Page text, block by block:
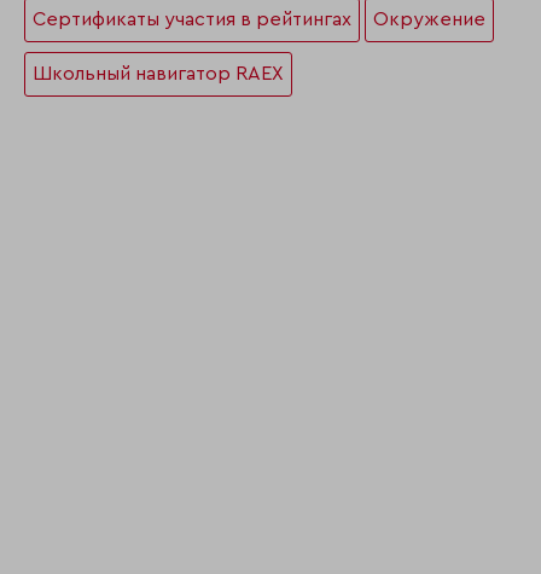
Сертификаты участия в рейтингах Окружение
Школьный навигатор RAEX